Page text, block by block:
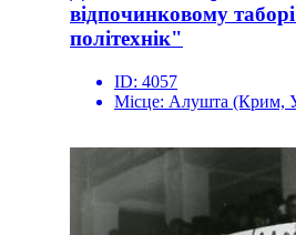
відпочинковому
політехнік"
ID: 4057
Місце: Алушта (Крим,